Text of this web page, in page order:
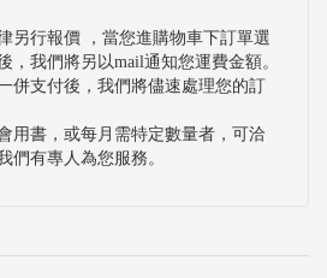
另行報價 ，當您進購物車下訂單選
，我們將另以mail通知您運費金額。
併支付後，我們將儘速處理您的訂
用書，或每月需特定數量者，可洽
們有專人為您服務。